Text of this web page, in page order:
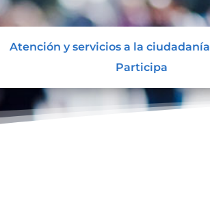
Atención y servicios a la ciudadanía
Participa